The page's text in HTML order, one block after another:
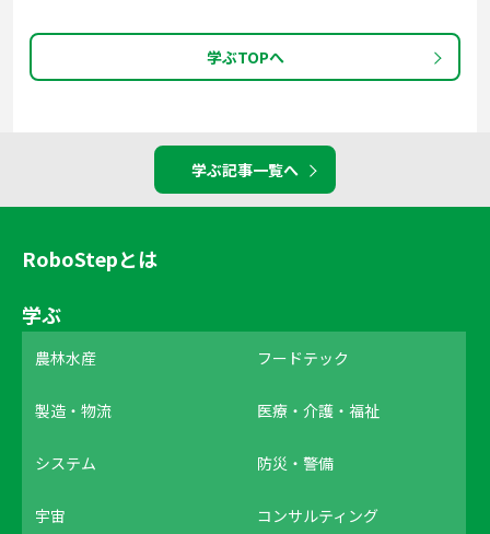
学ぶTOPへ
学ぶ記事一覧へ
RoboStepとは
学ぶ
農林水産 フードテック
製造・物流 医療・介護・福祉
システム 防災・警備
宇宙 コンサルティング